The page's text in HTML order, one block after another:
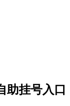
助挂号入口